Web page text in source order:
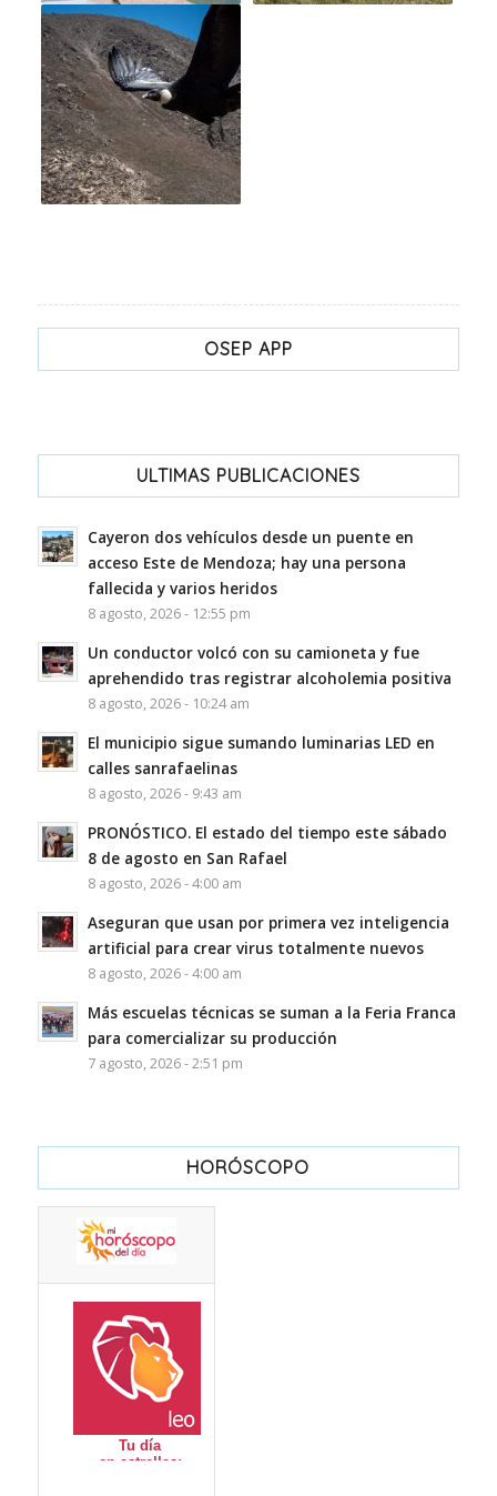
OSEP APP
ULTIMAS PUBLICACIONES
Cayeron dos vehículos desde un puente en
acceso Este de Mendoza; hay una persona
fallecida y varios heridos
8 agosto, 2026 - 12:55 pm
Un conductor volcó con su camioneta y fue
aprehendido tras registrar alcoholemia positiva
8 agosto, 2026 - 10:24 am
El municipio sigue sumando luminarias LED en
calles sanrafaelinas
8 agosto, 2026 - 9:43 am
PRONÓSTICO. El estado del tiempo este sábado
8 de agosto en San Rafael
8 agosto, 2026 - 4:00 am
Aseguran que usan por primera vez inteligencia
artificial para crear virus totalmente nuevos
8 agosto, 2026 - 4:00 am
Más escuelas técnicas se suman a la Feria Franca
para comercializar su producción
7 agosto, 2026 - 2:51 pm
HORÓSCOPO